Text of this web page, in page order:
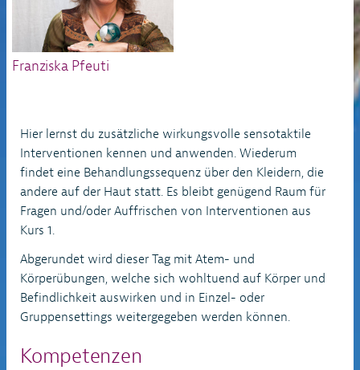
Franziska Pfeuti
Hier lernst du zusätzliche wirkungsvolle sensotaktile
Interventionen kennen und anwenden. Wiederum
findet eine Behandlungssequenz über den Kleidern, die
andere auf der Haut statt. Es bleibt genügend Raum für
Fragen und/oder Auffrischen von Interventionen aus
Kurs 1.
Abgerundet wird dieser Tag mit Atem- und
Körperübungen, welche sich wohltuend auf Körper und
Befindlichkeit auswirken und in Einzel- oder
Gruppensettings weitergegeben werden können.
Kompetenzen